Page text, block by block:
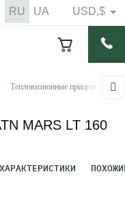
USD,$
RU UA
Тепловизионные прицелы
MARS LT 160
ХАРАКТЕРИСТИКИ